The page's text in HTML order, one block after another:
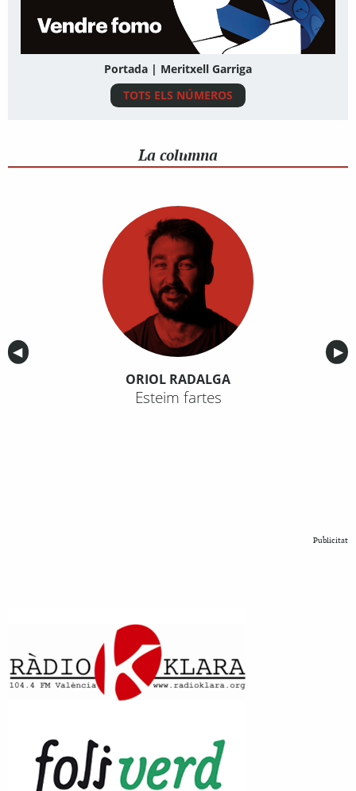
Portada | Meritxell Garriga
TOTS ELS NÚMEROS
La columna
Anterior
◀︎ ▶︎
ORIOL RADALGA
Esteim fartes
Publicitat